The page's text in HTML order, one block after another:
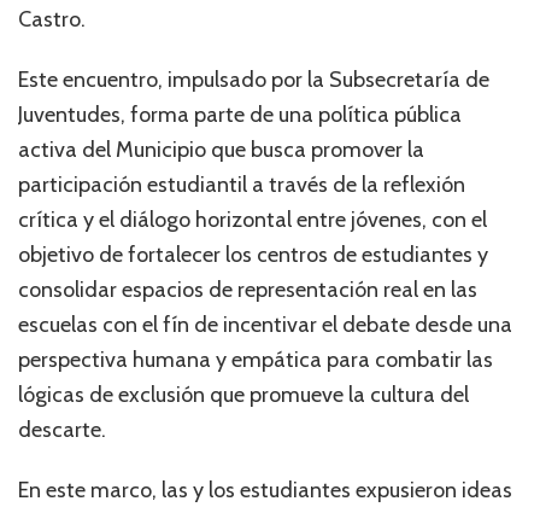
Castro.
Este encuentro, impulsado por la Subsecretaría de
Juventudes, forma parte de una política pública
activa del Municipio que busca promover la
participación estudiantil a través de la reflexión
crítica y el diálogo horizontal entre jóvenes, con el
objetivo de fortalecer los centros de estudiantes y
consolidar espacios de representación real en las
escuelas con el fín de incentivar el debate desde una
perspectiva humana y empática para combatir las
lógicas de exclusión que promueve la cultura del
descarte.
En este marco, las y los estudiantes expusieron ideas